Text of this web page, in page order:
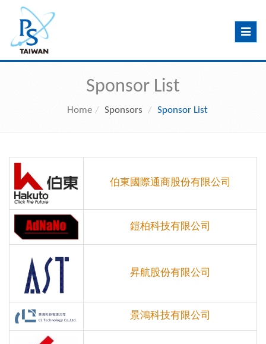
Toggle
Sponsor List
Home Sponsors Sponsor List
伯東國際通商股份有限公司
鎧柏科技有限公司
昇航股份有限公司
景鴻科技有限公司